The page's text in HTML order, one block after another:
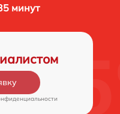
минут